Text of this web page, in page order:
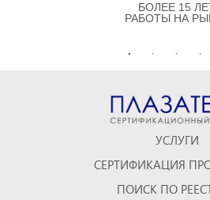
БОЛЕЕ 15
РАБОТЫ НА
УСЛУГИ
СЕРТИФИКАЦИЯ
ПОИСК ПО